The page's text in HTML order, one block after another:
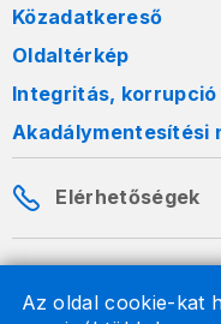
Az oldal cookie-kat
Közadatkereső
Oldaltérkép
Integritás, korrupció
Akadálymentesítési
Elérhetőségek
A honlapon szereplő
formában szabadon